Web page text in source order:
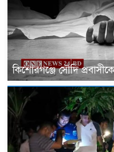
কিশোরগঞ্জে সৌদি